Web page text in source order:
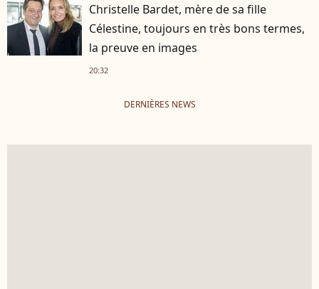
Christelle Bardet, mère de sa fille
Célestine, toujours en très bons termes,
la preuve en images
20:32
DERNIÈRES NEWS